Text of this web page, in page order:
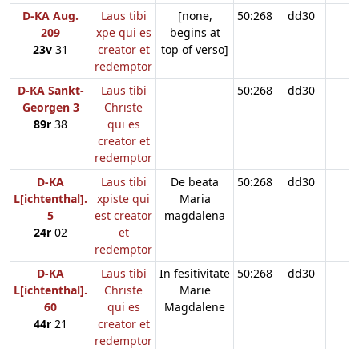
D-KA Aug.
209
23v 31
Laus tibi
xpe qui es
creator et
redemptor
[none,
begins at
top of verso]
50:268 dd30
D-KA Sankt-
Georgen 3
89r 38
Laus tibi
Christe
qui es
creator et
redemptor
50:268 dd30
D-KA
L[ichtenthal].
5
24r 02
Laus tibi
xpiste qui
est creator
et
redemptor
De beata
Maria
magdalena
50:268 dd30
D-KA
L[ichtenthal].
60
44r 21
Laus tibi
Christe
qui es
creator et
redemptor
In fesitivitate
Marie
Magdalene
50:268 dd30